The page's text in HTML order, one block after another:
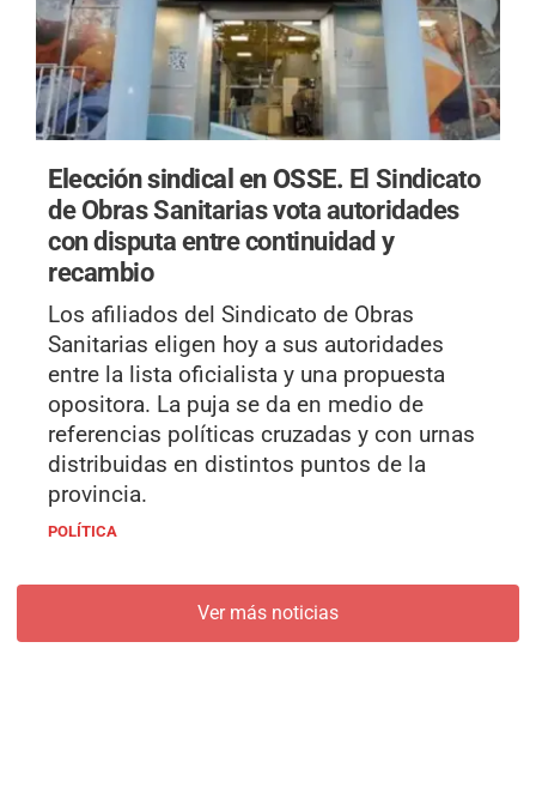
Elección sindical en OSSE. El Sindicato
de Obras Sanitarias vota autoridades
con disputa entre continuidad y
recambio
Los afiliados del Sindicato de Obras
Sanitarias eligen hoy a sus autoridades
entre la lista oficialista y una propuesta
opositora. La puja se da en medio de
referencias políticas cruzadas y con urnas
distribuidas en distintos puntos de la
provincia.
POLÍTICA
Ver más noticias